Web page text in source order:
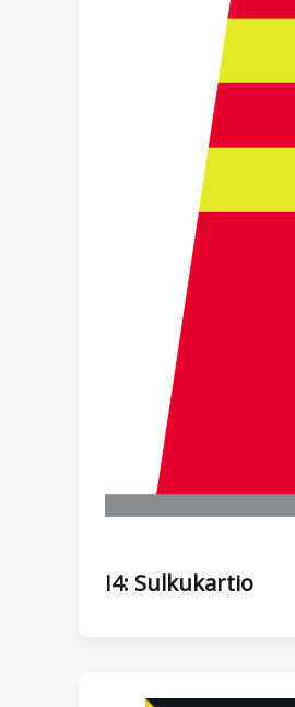
I4: Sulkukartio